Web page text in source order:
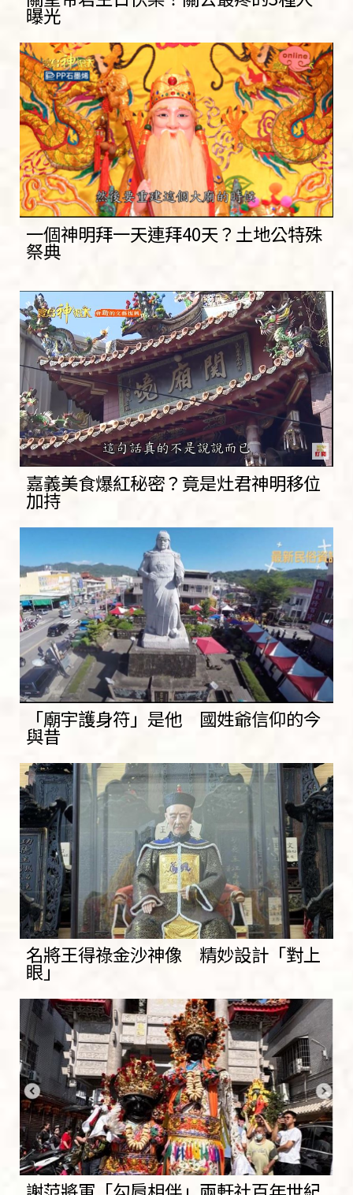
曝光
一個神明拜一天連拜40天？土地公特殊
祭典
嘉義美食爆紅秘密？竟是灶君神明移位
加持
「廟宇護身符」是他 國姓爺信仰的今
與昔
名將王得祿金沙神像 精妙設計「對上
眼」